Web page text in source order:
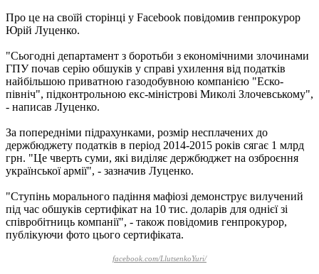
Про це на своїй сторінці у Facebook повідомив генпрокурор
Юрій Луценко.
"Сьогодні департамент з боротьби з економічними злочинами
ГПУ почав серію обшуків у справі ухилення від податків
найбільшою приватною газодобувною компанією "Еско-
північ", підконтрольною екс-міністрові Миколі Злочевському",
- написав Луценко.
За попередніми підрахунками, розмір несплачених до
держбюджету податків в період 2014-2015 років сягає 1 млрд
грн. "Це чверть суми, які виділяє держбюджет на озброєння
української армії", - зазначив Луценко.
"Ступінь морального падіння мафіозі демонструє вилучений
під час обшуків сертифікат на 10 тис. доларів для однієї зі
співробітниць компанії", - також повідомив генпрокурор,
публікуючи фото цього сертифіката.
facebook.com/LlutsenkoYuri/